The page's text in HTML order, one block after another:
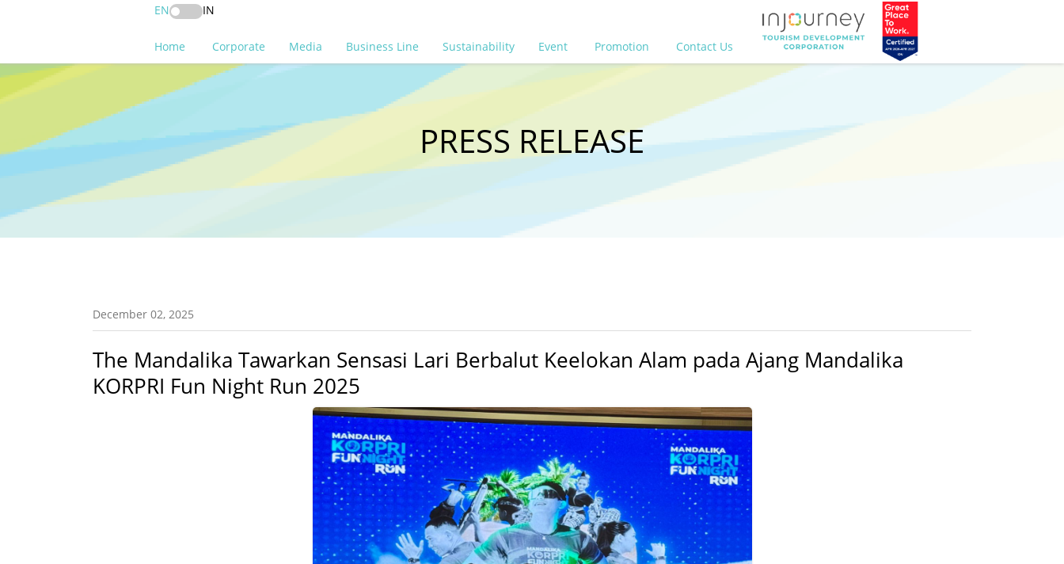
EN IN
Home Corporate Media Business Line Sustainability Event Promotion Contact Us
PRESS RELEASE
December 02, 2025
The Mandalika Tawarkan Sensasi Lari Berbalut Keelokan Alam pada Ajang Mandalika
KORPRI Fun Night Run 2025